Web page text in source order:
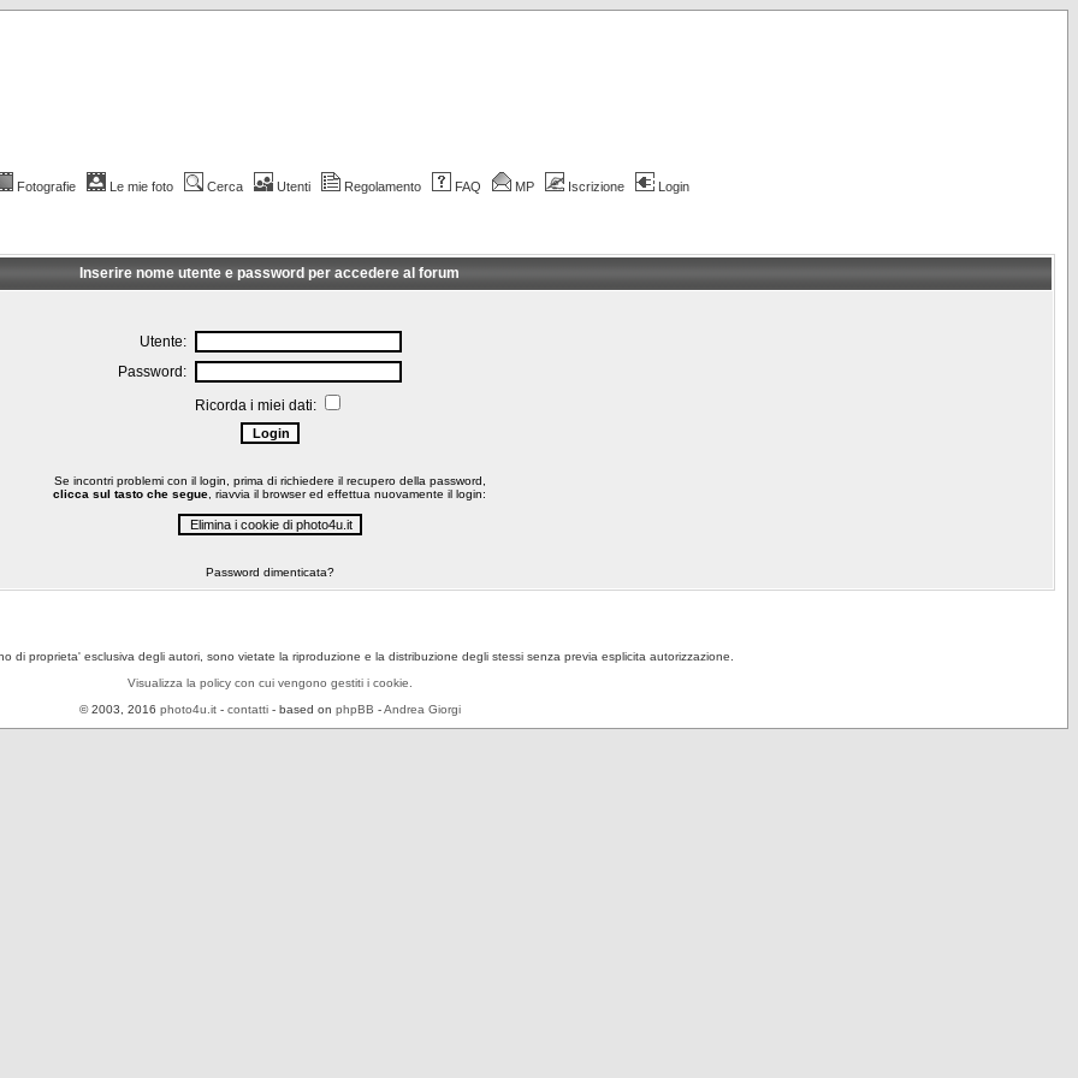
Fotografie Le mie foto Cerca Utenti Regolamento FAQ MP Iscrizione Login
Inserire nome utente e password per accedere al forum
Utente:
Password:
Ricorda i miei dati:
Se incontri problemi con il login, prima di richiedere il recupero della password,
clicca sul tasto che segue , riavvia il browser ed effettua nuovamente il login:
Password dimenticata?
di proprieta' esclusiva degli autori, sono vietate la riproduzione e la distribuzione degli stessi senza previa esplicita autorizzazione.
Visualizza la policy con cui vengono gestiti i cookie.
© 2003, 2016 photo4u.it- contatti- based on phpBB -Andrea Giorgi